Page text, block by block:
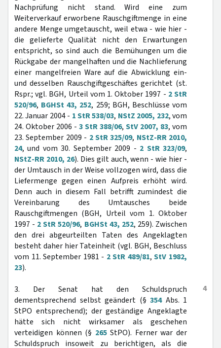
Nachprüfung nicht stand. Wird eine zum
Weiterverkauf erworbene Rauschgiftmenge in eine
andere Menge umgetauscht, weil etwa - wie hier -
die gelieferte Qualität nicht den Erwartungen
entspricht, so sind auch die Bemühungen um die
Rückgabe der mangelhaften und die Nachlieferung
einer mangelfreien Ware auf die Abwicklung ein-
und desselben Rauschgiftgeschäftes gerichtet (st.
Rspr.; vgl. BGH, Urteil vom 1. Oktober 1997 - 2 StR
520/96, BGHSt 43, 252, 259; BGH, Beschlüsse vom
22. Januar 2004 - 1 StR 538/03, NStZ 2005, 232, vom
24. Oktober 2006 - 3 StR 388/06, StV 2007, 83, vom
23. September 2009 - 2 StR 325/09, NStZ-RR 2010,
24, und vom 30. September 2009 - 2 StR 323/09,
NStZ-RR 2010, 26). Dies gilt auch, wenn - wie hier -
der Umtausch in der Weise vollzogen wird, dass die
Liefermenge gegen einen Aufpreis erhöht wird.
Denn auch in diesem Fall betrifft zumindest die
Vereinbarung des Umtausches beide
Rauschgiftmengen (BGH, Urteil vom 1. Oktober
1997 - 2 StR 520/96, BGHSt 43, 252, 259). Zwischen
den drei abgeurteilten Taten des Angeklagten
besteht daher hier Tateinheit (vgl. BGH, Beschluss
vom 11. September 1981 - 2 StR 489/81,StV 1982,
23).
4
3. Der Senat hat den Schuldspruch
dementsprechend selbst geändert (§ 354Abs. 1
StPO entsprechend); der geständige Angeklagte
hätte sich nicht wirksamer als geschehen
verteidigen können (§ 265StPO). Ferner war der
Schuldspruch insoweit zu berichtigen, als die